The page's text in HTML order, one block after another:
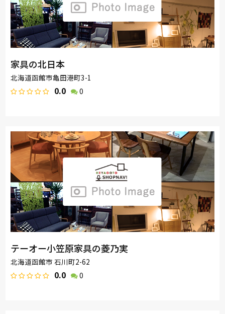
家具の北日本
北海道函館市亀田港町3-1
0.0 0
テーオー小笠原家具の菱乃実
北海道函館市 石川町2-62
0.0 0